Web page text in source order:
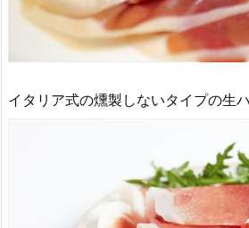
イタリア式の燻製しないタイプの生ハ